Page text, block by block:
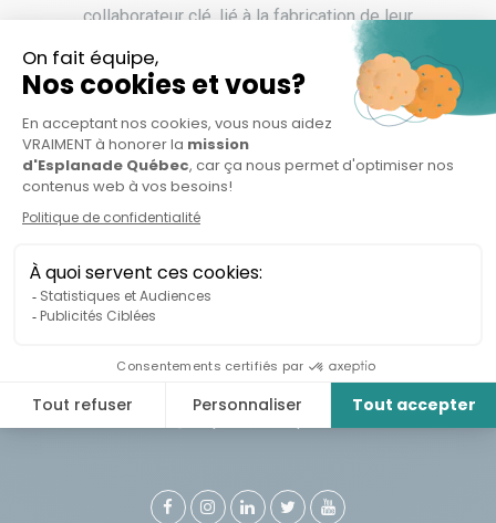
collaborateur clé, lié à la fabrication de leur
innovation, au moment leur mise à l’échelle....
914 rue Notre-Dame Ouest, bureau 204
Montréal, QC H3C 1J9
info@esplanade.quebec